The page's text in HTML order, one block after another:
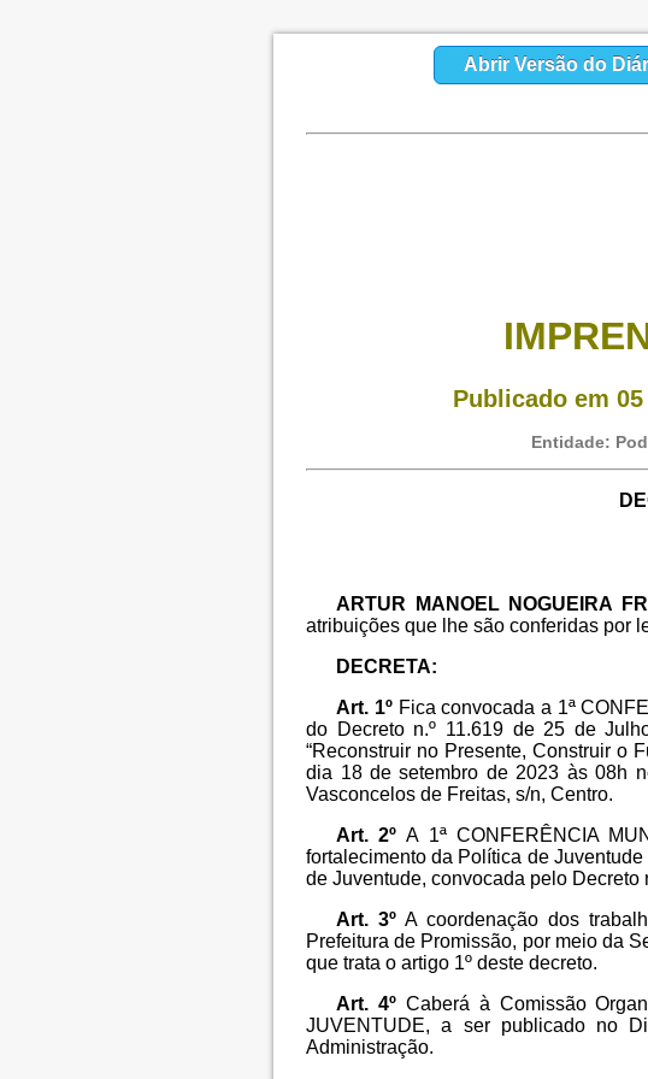
Abrir Versão do
Publicado em
Entidade:
ARTUR MANOEL NOGUEIRA
atribuições que lhe são conferidas por
DECRETA:
Art. 1º Fica convocada a 1ª
do Decreto n.º 11.619 de 25 de
“Reconstruir no Presente, Construir o
dia 18 de setembro de 2023 às 08h
Vasconcelos de Freitas, s/n, Centro.
Art. 2ºA 1ª CONFERÊNCIA
fortalecimento da Política de
de Juventude, convocada pelo Decreto
Art. 3º A coordenação dos
Prefeitura de Promissão, por meio da
que trata o artigo 1º deste decreto.
Art. 4º Caberá à Comissão
JUVENTUDE, a ser publicado no
Administração.